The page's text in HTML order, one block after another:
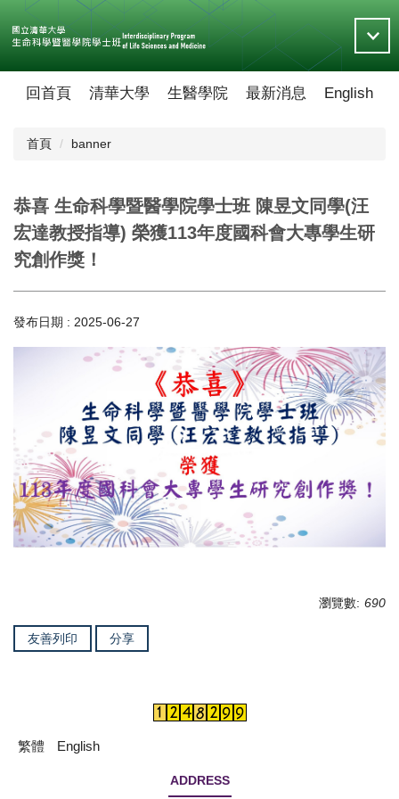
到
主
要
回首頁 清華大學 生醫學院 最新消息 English
首頁 banner
恭喜 生命科學暨醫學院學士班 陳昱文同學(汪
宏達教授指導) 榮獲113年度國科會大專學生研
究創作獎！
發布日期 : 2025-06-27
瀏覽數: 690
友善列印 分享
繁體 English
ADDRESS